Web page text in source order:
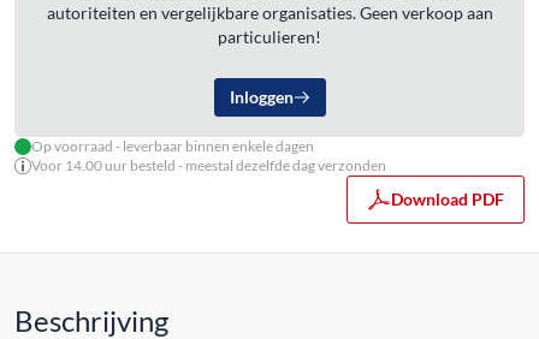
autoriteiten en vergelijkbare organisaties. Geen verkoop aan
particulieren!
Inloggen
Op voorraad - leverbaar binnen enkele dagen
Voor 14.00 uur besteld - meestal dezelfde dag verzonden
Download PDF
Beschrijving